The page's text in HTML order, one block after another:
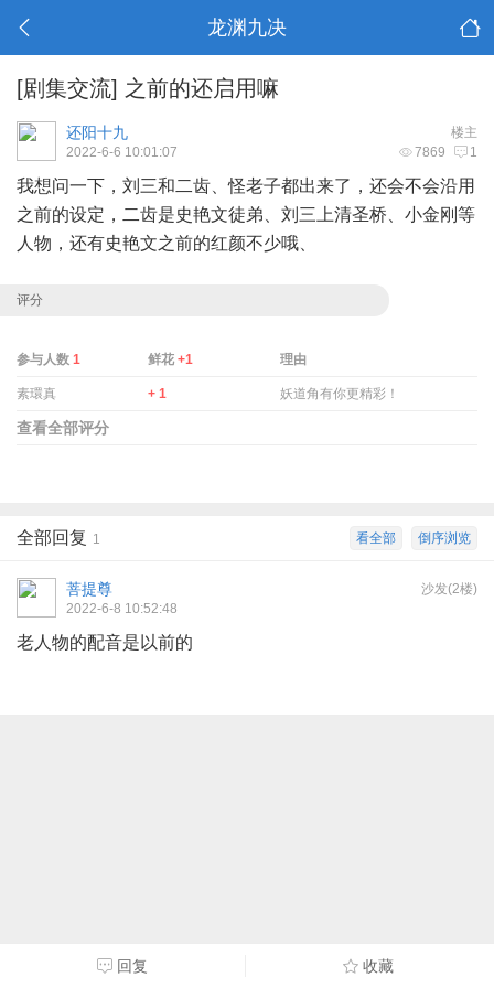
龙渊九决
[剧集交流] 之前的还启用嘛
楼主
还阳十九
7869 1
2022-6-6 10:01:07
我想问一下，刘三和二齿、怪老子都出来了，还会不会沿用
之前的设定，二齿是史艳文徒弟、刘三上清圣桥、小金刚等
人物，还有史艳文之前的红颜不少哦、
评分
参与人数 1 鲜花+1 理由
素環真 + 1 妖道角有你更精彩！
查看全部评分
倒序浏览
看全部
全部回复 1
沙发(2楼)
菩提尊
2022-6-8 10:52:48
老人物的配音是以前的
回复 收藏